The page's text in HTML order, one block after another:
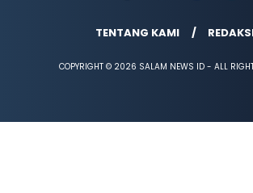
TENTANG KAMI
COPYRIGHT © 2026 SALAM NEWS ID - ALL